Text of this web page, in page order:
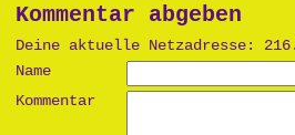
Kommentar abgeben
Deine aktuelle Netzadresse:
Name
Kommentar